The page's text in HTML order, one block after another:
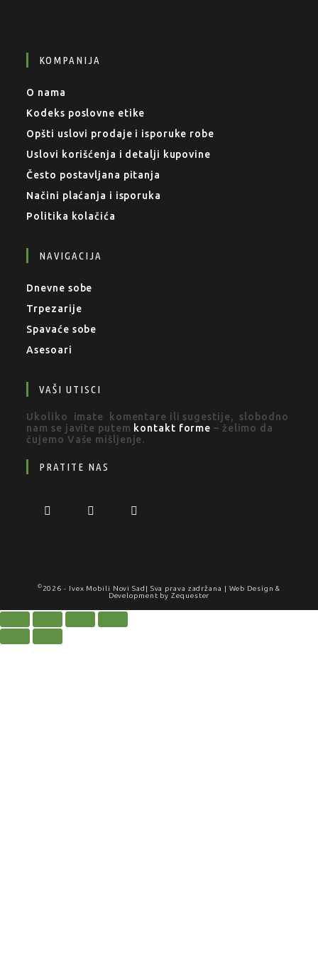
KOMPANIJA
O nama
Kodeks poslovne etike
Opšti uslovi prodaje i isporuke robe
Uslovi korišćenja i detalji kupovine
Često postavljana pitanja
Načini plaćanja i isporuka
Politika kolačića
NAVIGACIJA
Dnevne sobe
Trpezarije
Spavaće sobe
Asesoari
VAŠI UTISCI
Ukoliko imate komentare ili sugestije, slobodno
nam se javite putem kontakt forme – želimo da
čujemo Vaše mišljenje.
PRATITE NAS
© 2026 - Ivex Mobili Novi Sad | Sva prava zadržana | Web Design &
Development byZequester